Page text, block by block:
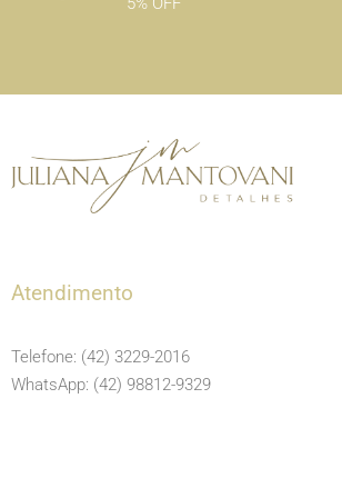
Atendimento
Telefone: (42) 3229-2016
WhatsApp: (42) 98812-9329